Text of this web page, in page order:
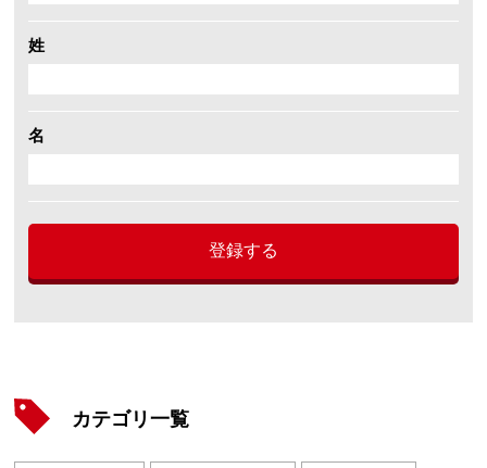
姓
名
登録する
カテゴリ一覧